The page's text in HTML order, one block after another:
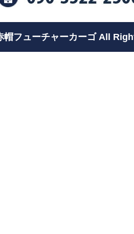
フューチャーカーゴ All